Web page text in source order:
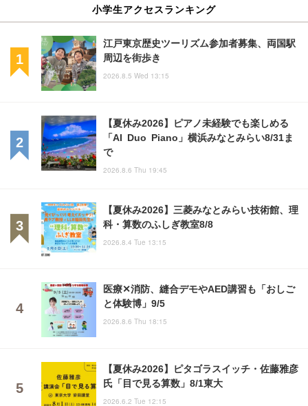
小学生アクセスランキング
江戸東京歴史ツーリズム参加者募集、両国駅
周辺を街歩き
2026.8.5 Wed 13:15
【夏休み2026】ピアノ未経験でも楽しめる
「AI Duo Piano」横浜みなとみらい8/31ま
で
2026.8.6 Thu 19:45
【夏休み2026】三菱みなとみらい技術館、理
科・算数のふしぎ教室8/8
2026.8.4 Tue 13:15
医療✕消防、縫合デモやAED講習も「おしご
と体験博」9/5
2026.8.6 Thu 18:15
【夏休み2026】ピタゴラスイッチ・佐藤雅彦
氏「目で見る算数」8/1東大
2026.6.2 Tue 12:15